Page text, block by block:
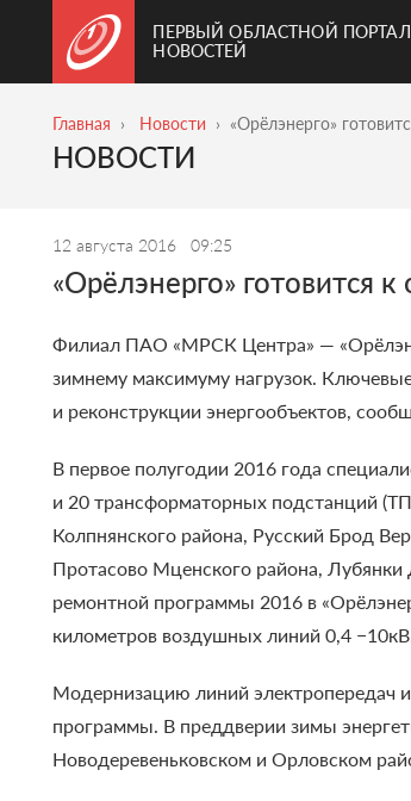
ПЕРВЫЙ ОБЛАСТНОЙ ПОРТАЛ
НОВОСТЕЙ
Главная Новости «Орёлэнерго»
НОВОСТИ
12 августа 2016 09:25
«Орёлэнерго» готовится
Филиал ПАО «МРСК Центра» —
зимнему максимуму нагрузок.
и реконструкции энергообъектов,
В первое полугодии 2016 года
и 20 трансформаторных подстанций
Колпнянского района, Русский Брод
Протасово Мценского района, Лубянки
ремонтной программы 2016 в
километров воздушных линий 0,4
Модернизацию линий электропередач
программы. В преддверии зимы
Новодеревеньковском и Орловском